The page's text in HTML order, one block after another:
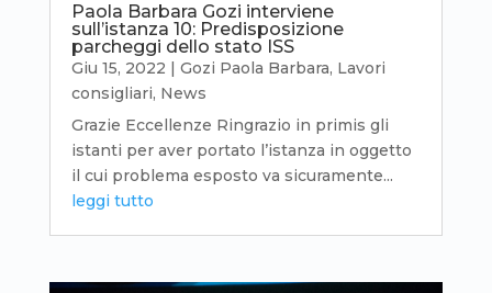
Paola Barbara Gozi interviene
sull’istanza 10: Predisposizione
parcheggi dello stato ISS
Giu 15, 2022 Gozi Paola Barbara, Lavori
consigliari, News
Grazie Eccellenze Ringrazio in primis gli
istanti per aver portato l’istanza in oggetto
il cui problema esposto va sicuramente...
leggi tutto